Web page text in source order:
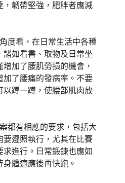
，韌帶堅強，肥胖者應減
度看，在日常生活中各種
如看書、取物及日常坐
加了腰肌勞損的機會，
加了腰痛的發病率。不要
以蹲一蹲，使腰部肌肉放
都有相應的要求，包括大
要遵照執行，尤其在比賽
進行。日常鍛鍊也應如
體適應後再快跑。